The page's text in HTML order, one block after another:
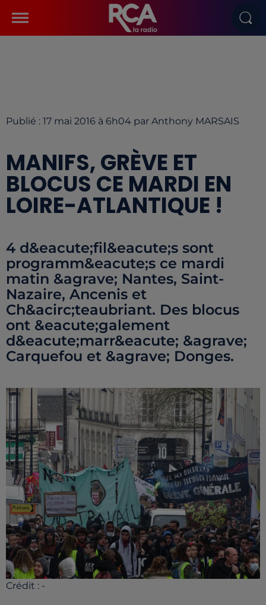
Publié : 17 mai 2016 à 6h04 par Anthony MARSAIS
MANIFS, GRÈVE ET
BLOCUS CE MARDI EN
LOIRE-ATLANTIQUE !
4 d&eacute;fil&eacute;s sont
programm&eacute;s ce mardi
matin &agrave; Nantes, Saint-
Nazaire, Ancenis et
Ch&acirc;teaubriant. Des blocus
ont &eacute;galement
d&eacute;marr&eacute; &agrave;
Carquefou et &agrave; Donges.
Crédit : -